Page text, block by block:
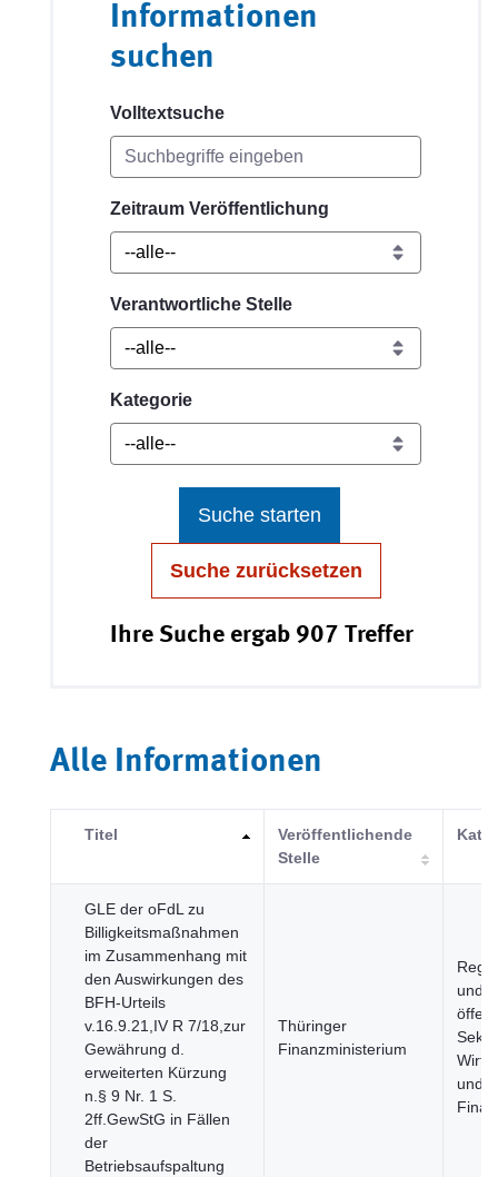
Informationen
suchen
Volltextsuche
Zeitraum Veröffentlichung
Verantwortliche Stelle
Kategorie
Suche starten
Suche zurücksetzen
Ihre Suche ergab 907 Treffer
Alle Informationen
Titel
Veröffentlichende
Stelle
GLE der oFdL zu
Billigkeitsmaßnahmen
im Zusammenhang mit
den Auswirkungen des
BFH-Urteils
v.16.9.21,IV R 7/18,zur
Gewährung d.
erweiterten Kürzung
n.§ 9 Nr. 1 S.
2ff.GewStG in Fällen
der
Betriebsaufspaltung
Thüringer
Finanzministerium
und
und